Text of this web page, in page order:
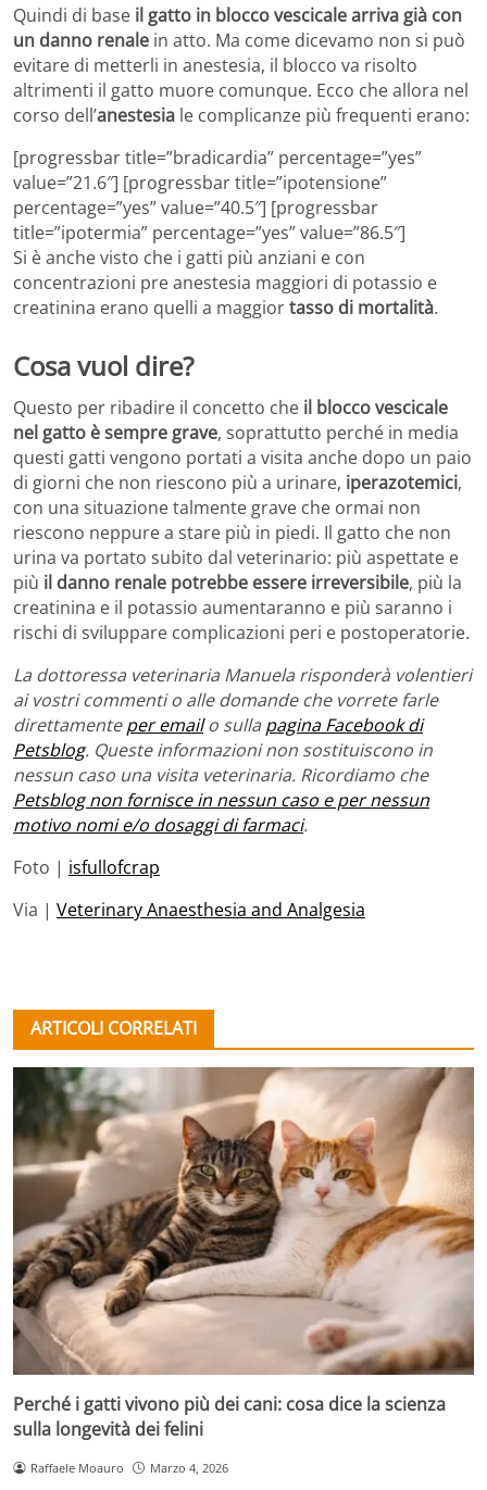
Quindi di base il gatto in blocco vescicale arriva già con
un danno renale in atto. Ma come dicevamo non si può
evitare di metterli in anestesia, il blocco va risolto
altrimenti il gatto muore comunque. Ecco che allora nel
corso dell’anestesia le complicanze più frequenti erano:
[progressbar title=”bradicardia” percentage=”yes”
value=”21.6″] [progressbar title=”ipotensione”
percentage=”yes” value=”40.5″] [progressbar
title=”ipotermia” percentage=”yes” value=”86.5″]
Si è anche visto che i gatti più anziani e con
concentrazioni pre anestesia maggiori di potassio e
creatinina erano quelli a maggiortasso di mortalità.
Cosa vuol dire?
Questo per ribadire il concetto che il blocco vescicale
nel gatto è sempre grave, soprattutto perché in media
questi gatti vengono portati a visita anche dopo un paio
di giorni che non riescono più a urinare, iperazotemici,
con una situazione talmente grave che ormai non
riescono neppure a stare più in piedi. Il gatto che non
urina va portato subito dal veterinario: più aspettate e
più il danno renale potrebbe essere irreversibile, più la
creatinina e il potassio aumentaranno e più saranno i
rischi di sviluppare complicazioni peri e postoperatorie.
La dottoressa veterinaria Manuela risponderà volentieri
ai vostri commenti o alle domande che vorrete farle
direttamenteper emailo sulla pagina Facebook di
Petsblog. Queste informazioni non sostituiscono in
nessun caso una visita veterinaria. Ricordiamo che
Petsblog non fornisce in nessun caso e per nessun
motivo nomi e/o dosaggi di farmaci.
Foto | isfullofcrap
Via | Veterinary Anaesthesia and Analgesia
ARTICOLI CORRELATI
Perché i gatti vivono più dei cani: cosa dice la scienza
sulla longevità dei felini
Raffaele Moauro Marzo 4, 2026